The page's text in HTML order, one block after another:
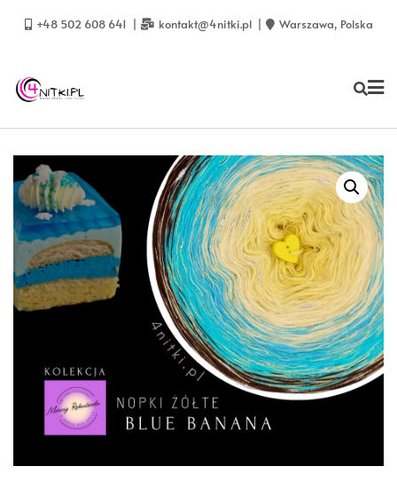
+48 502 608 641 kontakt@4nitki.pl Warszawa, Polska